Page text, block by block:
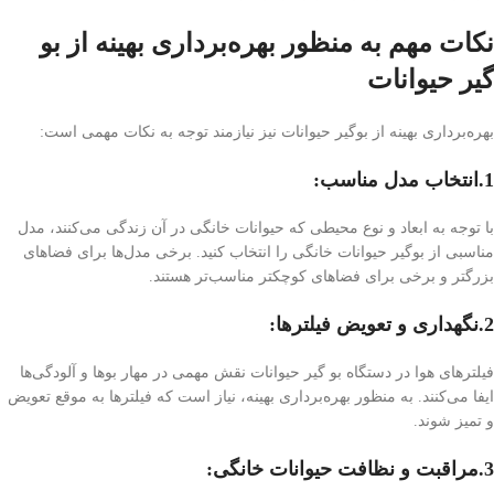
نکات مهم به منظور بهره‌برداری بهینه از بو
گیر حیوانات
بهره‌برداری بهینه از بوگیر حیوانات نیز نیازمند توجه به نکات مهمی است:
1.انتخاب مدل مناسب:
با توجه به ابعاد و نوع محیطی که حیوانات خانگی در آن زندگی می‌کنند، مدل
مناسبی از بوگیر حیوانات خانگی را انتخاب کنید. برخی مدل‌ها برای فضاهای
بزرگتر و برخی برای فضاهای کوچکتر مناسب‌تر هستند.
2.نگهداری و تعویض فیلترها:
فیلترهای هوا در دستگاه بو گیر حیوانات نقش مهمی در مهار بوها و آلودگی‌ها
ایفا می‌کنند. به منظور بهره‌برداری بهینه، نیاز است که فیلترها به موقع تعویض
و تمیز شوند.
3.مراقبت و نظافت حیوانات خانگی: